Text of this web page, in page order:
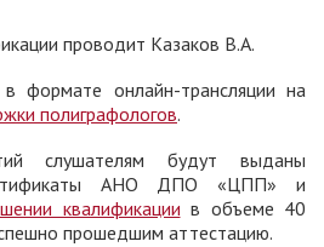
проводит Казаков В.А.
формате онлайн-трансляции на
полиграфологов.
слушателям будут выданы
АНО ДПО «ЦПП» и
квалификации в объеме 40
прошедшим аттестацию.